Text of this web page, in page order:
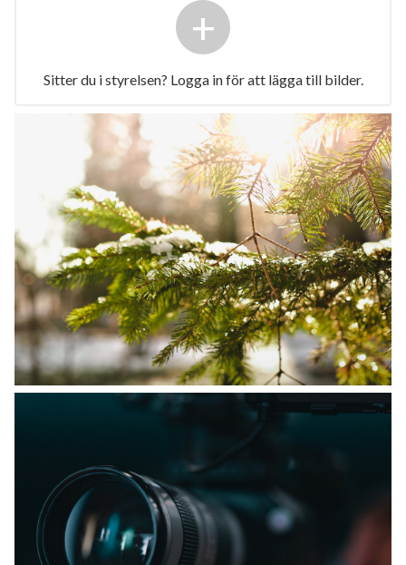
+
Sitter du i styrelsen? Logga in för att lägga till bilder.